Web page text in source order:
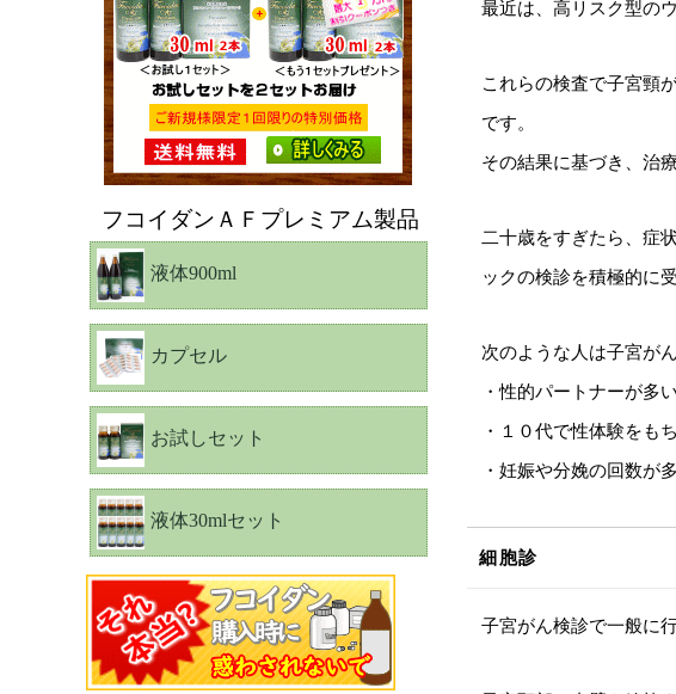
最近は、高リスク型の
これらの検査で子宮頸
です。
その結果に基づき、治
二十歳をすぎたら、症
ックの検診を積極的に
次のような人は子宮が
・性的パートナーが多
・１０代で性体験をも
・妊娠や分娩の回数が
細胞診
子宮がん検診で一般に
フコイダンＡＦプレミアム製品
液体900ml
カプセル
お試しセット
液体30mlセット